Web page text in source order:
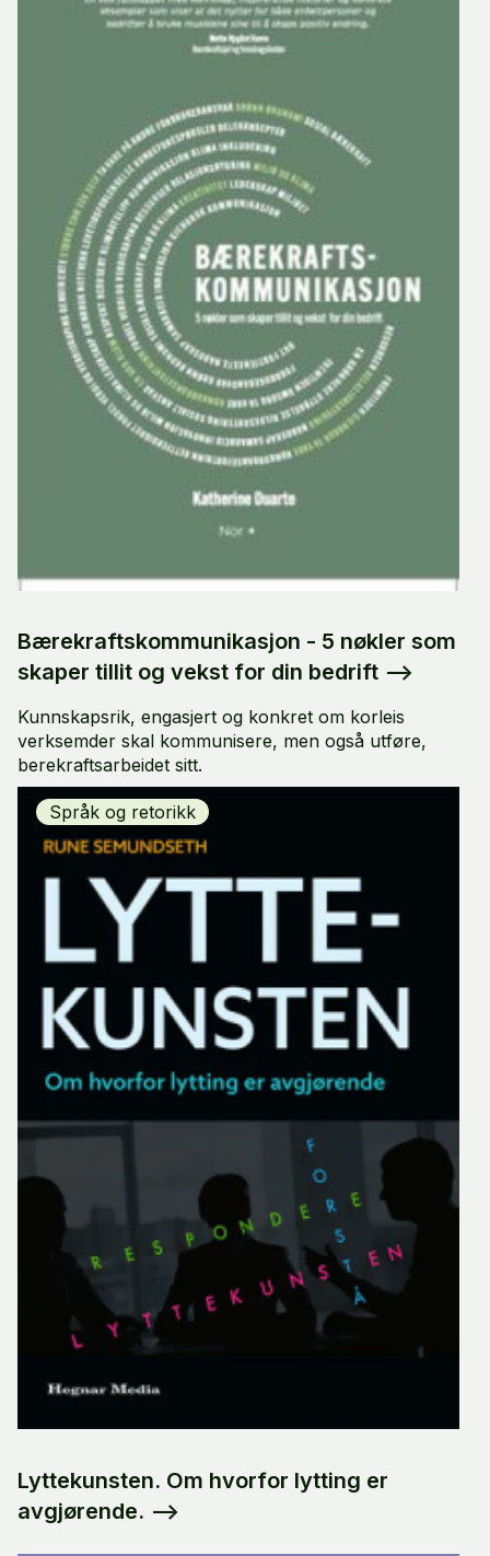
Bærekraftskommunikasjon - 5 nøkler som
skaper tillit og vekst for din bedrift -->
Kunnskapsrik, engasjert og konkret om korleis
verksemder skal kommunisere, men også utføre,
berekraftsarbeidet sitt.
Språk og retorikk
Lyttekunsten. Om hvorfor lytting er
avgjørende. -->